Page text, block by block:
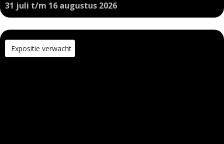
31 juli t/m 16 augustus 2026
Expositie verwacht